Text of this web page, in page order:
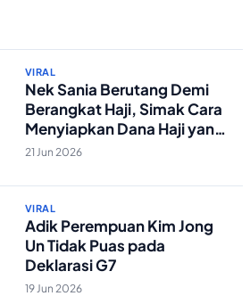
VIRAL
Nek Sania Berutang Demi
Berangkat Haji, Simak Cara
Menyiapkan Dana Haji yang
Tepat
21 Jun 2026
VIRAL
Adik Perempuan Kim Jong
Un Tidak Puas pada
Deklarasi G7
19 Jun 2026